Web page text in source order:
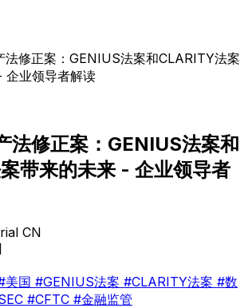
法修正案：GENIUS法案和CLARITY法案
企业领导者解读
法修正案：GENIUS法案和
带来的未来 - 企业领导者
CN
美国 #GENIUS法案 #CLARITY法案 #数
#CFTC #金融监管